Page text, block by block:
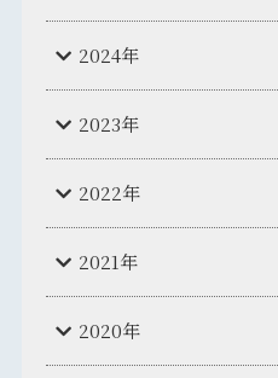
2024年
2023年
2022年
2021年
2020年